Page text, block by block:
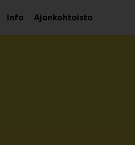
InfoAvaa
alavalikko
Ajankohtaista